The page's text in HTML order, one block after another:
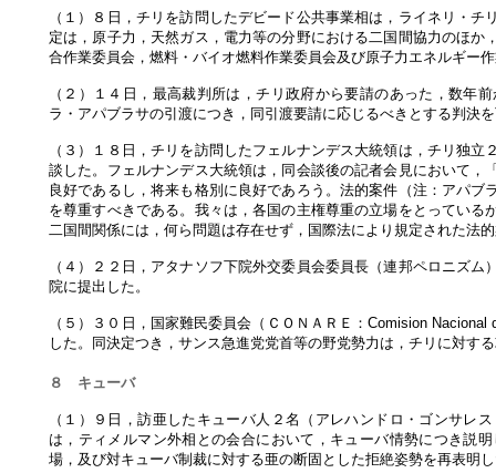
（１）８日，チリを訪問したデビード公共事業相は，ライネリ・
定は，原子力，天然ガス，電力等の分野における二国間協力のほ
合作業委員会，燃料・バイオ燃料作業委員会及び原子力エネルギー
（２）１４日，最高裁判所は，チリ政府から要請のあった，数年
ラ・アパブラサの引渡につき，同引渡要請に応じるべきとする判決
（３）１８日，チリを訪問したフェルナンデス大統領は，チリ独
談した。フェルナンデス大統領は，同会談後の記者会見において
良好であるし，将来も格別に良好であろう。法的案件（注：アパ
を尊重すべきである。我々は，各国の主権尊重の立場をとってい
二国間関係には，何ら問題は存在せず，国際法により規定された法
（４）２２日，アタナソフ下院外交委員会委員長（連邦ペロニズ
院に提出した。
（５）３０日，国家難民委員会（ＣＯＮＡＲＥ：Comision
した。同決定つき，サンス急進党党首等の野党勢力は，チリに対す
８ キューバ
（１）９日，訪亜したキューバ人２名（アレハンドロ・ゴンサレ
は，ティメルマン外相との会合において，キューバ情勢につき説
場，及び対キューバ制裁に対する亜の断固とした拒絶姿勢を再表明